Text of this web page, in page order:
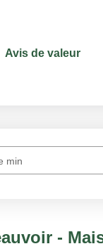
Avis de valeur
min
-